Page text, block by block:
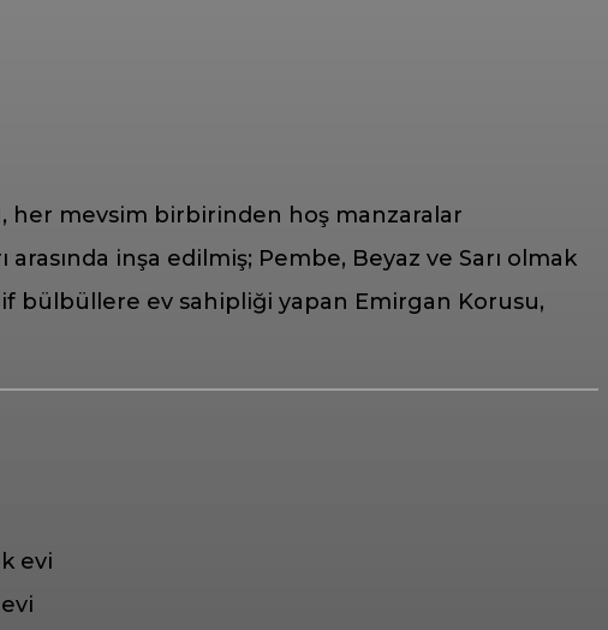
her mevsim birbirinden hoş manzaralar
inşa edilmiş; Pembe, Beyaz ve Sarı olmak
bülbüllere ev sahipliği yapan Emirgan Korusu,